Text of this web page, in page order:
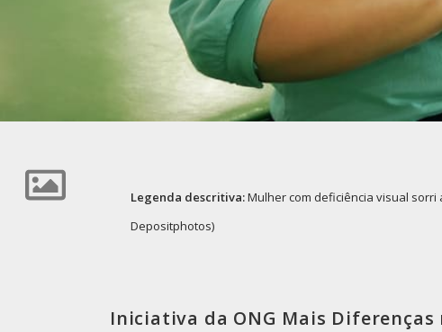
Legenda descritiva:Mulher com deficiência visual sorri
Depositphotos)
Iniciativa da ONG Mais